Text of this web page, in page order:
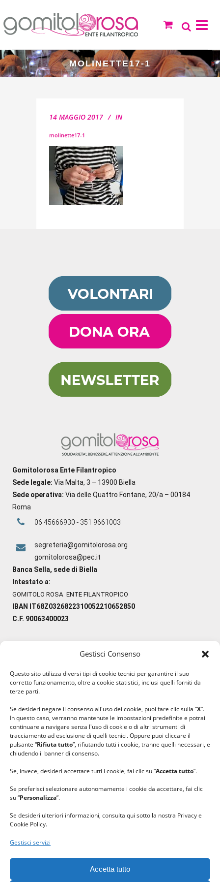
Gestisci Consenso
Questo sito utilizza diversi tipi di cookie tecnici per garantire il suo
corretto funzionamento, oltre a cookie statistici, inclusi quelli forniti da
terze parti.
Se desideri negare il consenso all'uso dei cookie, puoi fare clic sulla “X”.
In questo caso, verranno mantenute le impostazioni predefinite e potrai
continuare a navigare senza l'uso di cookie o di altri strumenti di
tracciamento ad esclusione di quelli tecnici. Oppure puoi cliccare il
pulsante “Rifiuta tutto”, rifiutando tutti i cookie, tranne quelli necessari, e
chiudendo il banner di consenso.
Se, invece, desideri accettare tutti i cookie, fai clic su “Accetta tutto”.
Se preferisci selezionare autonomamente i cookie da accettare, fai clic
su “Personalizza”.
Se desideri ulteriori informazioni, consulta qui sotto la nostra Privacy e
Cookie Policy.
Gestisci servizi
Accetta tutto
MOLINETTE17-1
14 MAGGIO 2017 IN
molinette17-1
Gomitolorosa Ente Filantropico
Sede legale: Via Malta, 3 – 13900 Biella
Sede operativa: Via delle Quattro Fontane, 20/a – 00184
Roma
06 45666930 - 351 9661003
segreteria@gomitolorosa.org
gomitolorosa@pec.it
Banca Sella, sede di Biella
Intestato a:
GOMITOLO ROSA ENTE FILANTROPICO
IBAN IT68Z0326822310052210652850
C.F. 90063400023
#lanaterapia
#ilcaloredellempatia